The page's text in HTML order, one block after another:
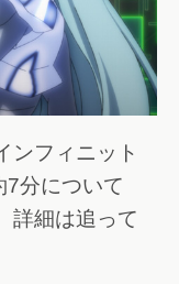
ンフィニット
7分について
細は追って